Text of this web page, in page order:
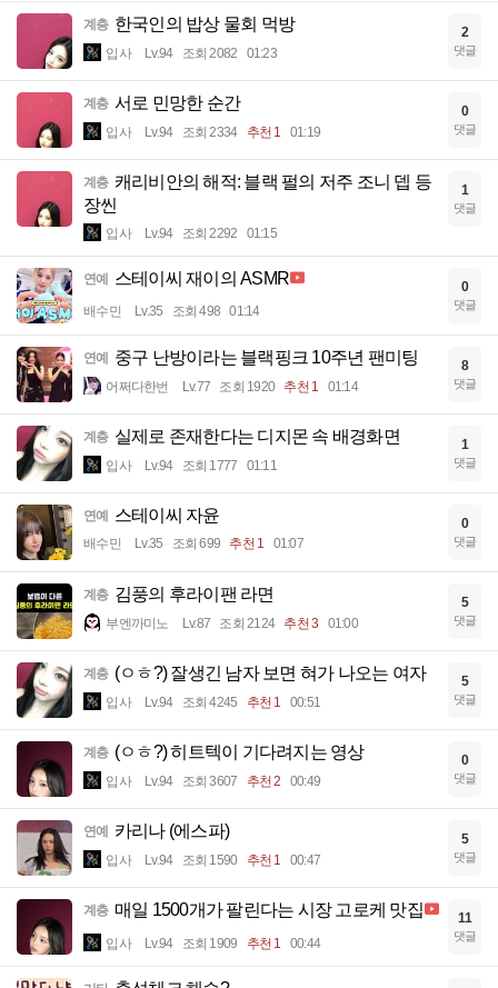
계층 한국인의 밥상 물회 먹방
입사 Lv.94 조회 2082 01:23
2
댓글
계층 서로 민망한 순간
입사 Lv.94 조회 2334 추천 1 01:19
0
댓글
계층 캐리비안의 해적: 블랙 펄의 저주 조니 뎁 등
장씬
입사 Lv.94 조회 2292 01:15
1
댓글
연예 스테이씨 재이의 ASMR
배수민 Lv.35 조회 498 01:14
0
댓글
연예 중구 난방이라는 블랙핑크 10주년 팬미팅
어쩌다한번 Lv.77 조회 1920 추천 1 01:14
8
댓글
계층 실제로 존재한다는 디지몬 속 배경화면
입사 Lv.94 조회 1777 01:11
1
댓글
연예 스테이씨 자윤
배수민 Lv.35 조회 699 추천 1 01:07
0
댓글
계층 김풍의 후라이팬 라면
부엔까미노 Lv.87 조회 2124 추천 3 01:00
5
댓글
계층 (ㅇㅎ?) 잘생긴 남자 보면 혀가 나오는 여자
입사 Lv.94 조회 4245 추천 1 00:51
5
댓글
계층 (ㅇㅎ?) 히트텍이 기다려지는 영상
입사 Lv.94 조회 3607 추천 2 00:49
0
댓글
연예 카리나 (에스파)
입사 Lv.94 조회 1590 추천 1 00:47
5
댓글
계층 매일 1500개가 팔린다는 시장 고로케 맛집
입사 Lv.94 조회 1909 추천 1 00:44
11
댓글